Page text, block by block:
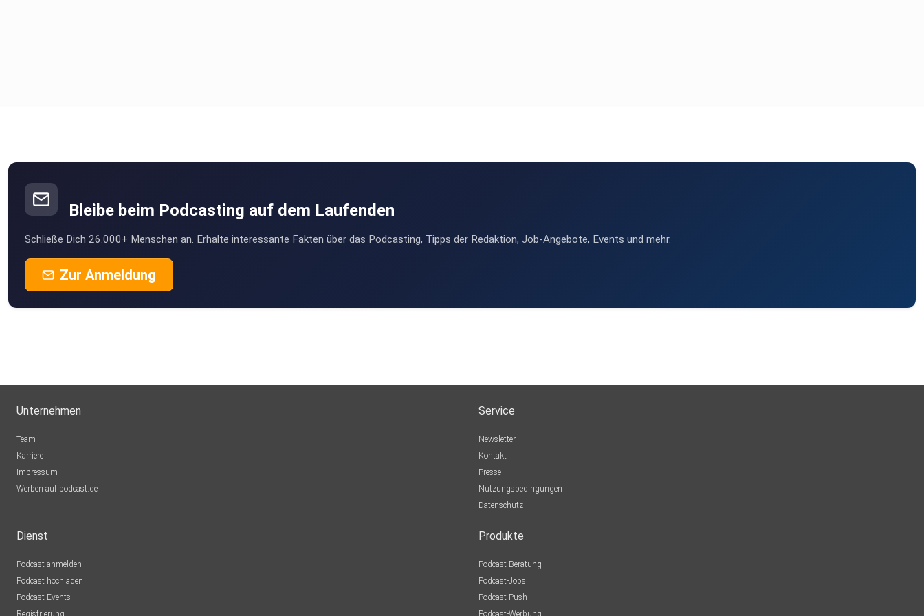
Bleibe beim Podcasting auf dem Laufenden
Schließe Dich 26.000+ Menschen an. Erhalte interessante Fakten über das Podcasting, Tipps der Redaktion, Job-Angebote, Events und mehr.
Zur Anmeldung
Unternehmen
Team
Karriere
Impressum
Werben auf podcast.de
Service
Newsletter
Kontakt
Presse
Nutzungsbedingungen
Datenschutz
Dienst
Podcast anmelden
Podcast hochladen
Podcast-Events
Registrierung
Produkte
Podcast-Beratung
Podcast-Jobs
Podcast-Push
Podcast-Werbung